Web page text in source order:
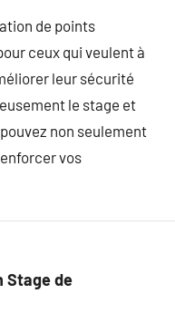
de points
ceux qui veulent à
leur sécurité
le stage et
non seulement
vos
Stage de